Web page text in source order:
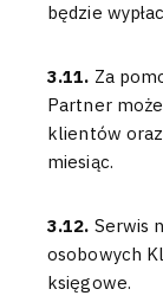
będzie
3.11. Za
Partner
klientów
miesiąc.
3.12. Serwis
osobowych
księgowe.